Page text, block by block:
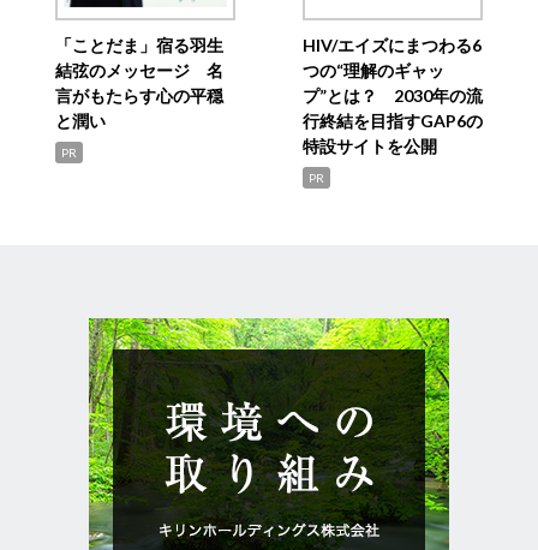
「ことだま」宿る羽生
結弦のメッセージ 名
言がもたらす心の平穏
と潤い
PR
HIV/エイズにまつわる6
つの“理解のギャッ
プ”とは？ 2030年の流
行終結を目指すGAP6の
特設サイトを公開
PR